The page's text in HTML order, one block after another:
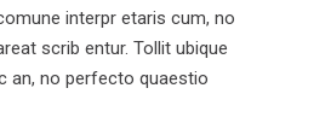
interpr etaris cum, no
scrib entur. Tollit ubique
an, no perfecto quaestio